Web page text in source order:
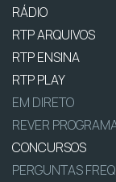
RÁDIO
RTP ARQUIVOS
RTP ENSINA
RTP PLAY
EM DIRETO
REVER
CONCURSOS
PERGUNTAS